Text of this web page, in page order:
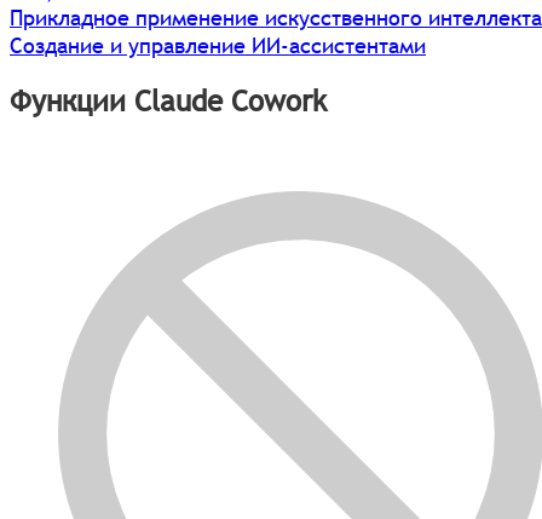
Прикладное применение искусственного интеллекта
Создание и управление ИИ-ассистентами
Функции Claude Cowork